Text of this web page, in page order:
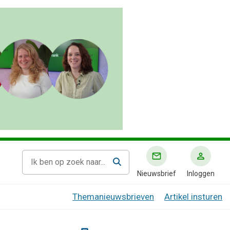
Nieuwsbrief Inloggen
Themanieuwsbrieven Artikel insturen